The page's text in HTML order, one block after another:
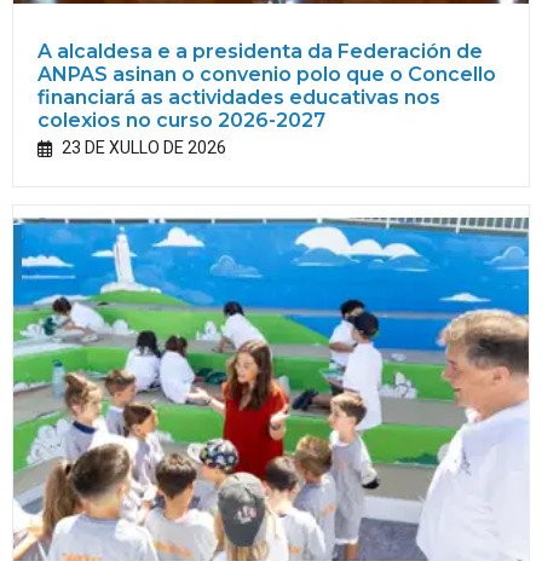
A alcaldesa e a presidenta da Federación de
ANPAS asinan o convenio polo que o Concello
financiará as actividades educativas nos
colexios no curso 2026-2027
23 DE XULLO DE 2026